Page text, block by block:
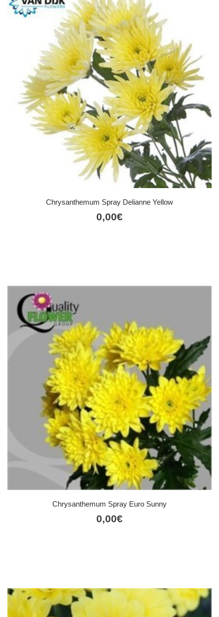
Chrysanthemum Spray Delianne Yellow
0,00€
Chrysanthemum Spray Euro Sunny
0,00€